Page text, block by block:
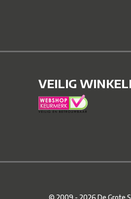
VEILIG
© 2009 - 2026 De Grote